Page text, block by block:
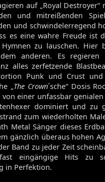
auf „Royal
und mitreißenden
und schwindelerregend
es eine wahre Freude ist
Hymnen zu lauschen. Hier
anderen. Es regieren
alles zerfetzende
Punk und Crust
„The Crown´sche“ Dosis
von einer unfassbar
dominiert und zu
zum wiederholten
Metal Sänger dieses
gänzlich überaus hohen
Band zu jeder Zeit
eingängige Hits zu
in Perfektion.